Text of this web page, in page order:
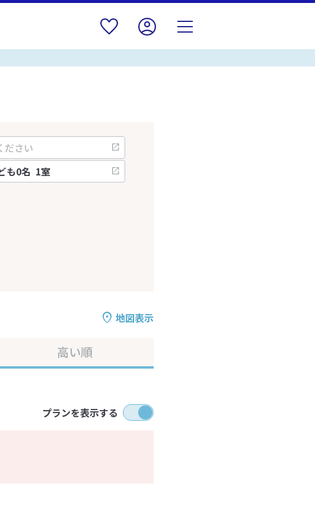
地図表示
高い順
プランを表示する